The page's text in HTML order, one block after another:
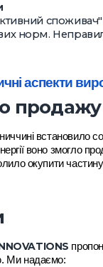
норм.
аспекти
продажу
встановило
воно змогло
окупити
Ми надаємо: